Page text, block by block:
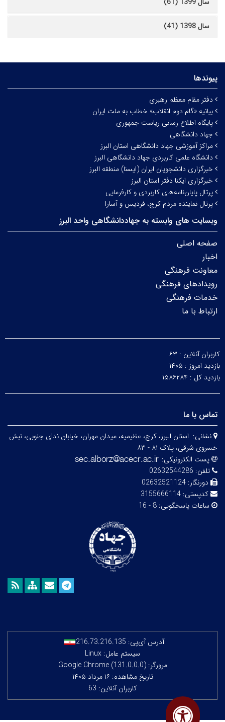
سال 1398 (41)
پیوندها
دفتر مقام معظم رهبری
بیانیه «گام دوم انقلاب» خطاب به ملت ایران
پایگاه اطلاع رسانی ریاست جمهوری
جهاد دانشگاهی
مراکز آموزشی جهاد دانشگاهی استان البرز
دانشگاه علمی کاربردی جهاد دانشگاهی البرز
خبرگزاری دانشجویان ایران (ایسنا) منطقه البرز
خبرگزاری ایکنا دفتر استان البرز
پرتال پایان‌نامه‌های کاربردی و کارفرمایی
پرتال نماینده مردم کرج، فردیس و آسارا
وبسایت های وابسته به جهاددانشگاهی واحد البرز
صفحه اصلی
اخبار
معاونت فرهنگی
رویدادهای فرهنگی
خدمات فرهنگی
ارتباط با ما
کاربران آنلاین : ۶۳
بازدید امروز : ۱۴۰۵
بازدید کل : ۱۵۸۶۲۸۴
تماس با ما
نشانی: استان البرز، کرج، عظیمیه، میدان مهران، خیابان ندای جنوبی، نبش
خسروی شرقی، پلاک ۸۱ - ۸۳
پست الکترونیکی:
تلفن: 02632544286
دورنگار: 02632521124
کدپستی: 3155666114
ساعات پاسخگویی: 8 - 16
آدرس آی‌پی: 216.73.216.135
سیستم عامل: Linux
مرورگر: Google Chrome (131.0.0.0)
تاریخ مشاهده: ۱۶ مرداد ۱۴۰۵
کاربران آنلاین: 63